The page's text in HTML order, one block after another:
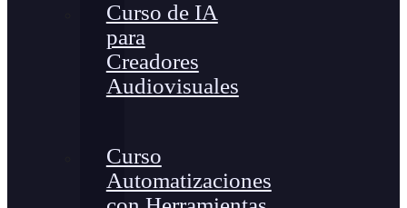
Curso de IA
para
Creadores
Audiovisuales
Curso
Automatizaciones